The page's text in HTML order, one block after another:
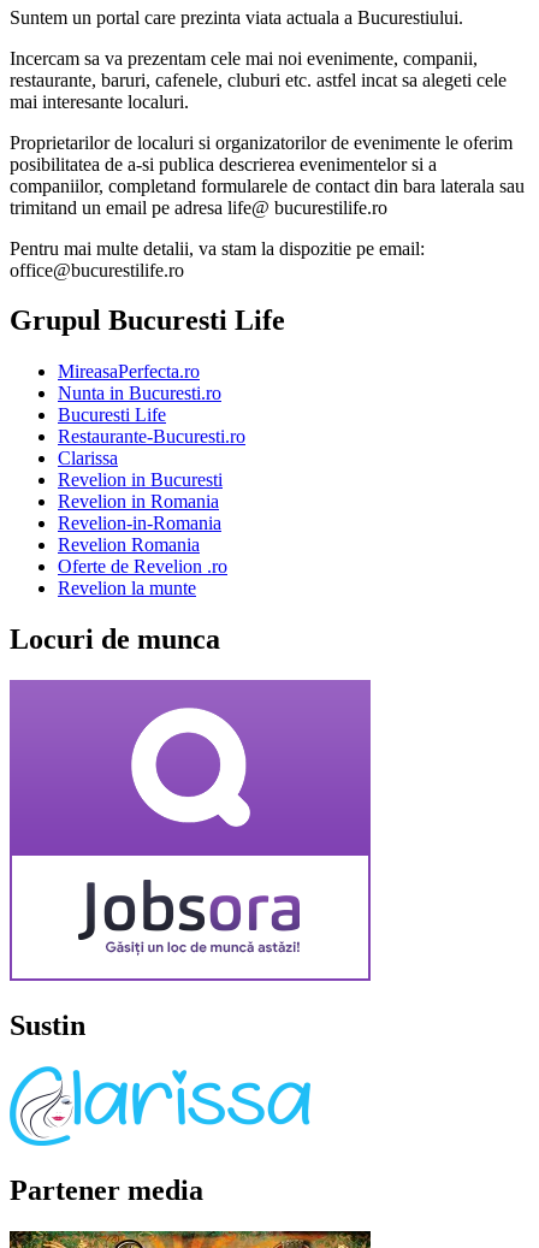
Suntem un portal care prezinta viata actuala a Bucurestiului.
Incercam sa va prezentam cele mai noi evenimente, companii,
restaurante, baruri, cafenele, cluburi etc. astfel incat sa alegeti cele
mai interesante localuri.
Proprietarilor de localuri si organizatorilor de evenimente le oferim
posibilitatea de a-si publica descrierea evenimentelor si a
companiilor, completand formularele de contact din bara laterala sau
trimitand un email pe adresa life@ bucurestilife.ro
Pentru mai multe detalii, va stam la dispozitie pe email:
office@bucurestilife.ro
Grupul Bucuresti Life
MireasaPerfecta.ro
Nunta in Bucuresti.ro
Bucuresti Life
Restaurante-Bucuresti.ro
Clarissa
Revelion in Bucuresti
Revelion in Romania
Revelion-in-Romania
Revelion Romania
Oferte de Revelion .ro
Revelion la munte
Locuri de munca
Sustin
Partener media